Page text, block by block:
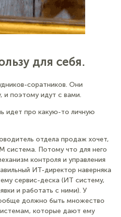
для себя.
соратников. Они
поэтому идут с вами.
идет про какую-то личную
отдела продаж хочет,
система. Потому что для него
контроля и управления
ИТ-директор наверняка
сервис-деска (ИТ систему,
и работать с ними). У
должно быть множество
которые дают ему